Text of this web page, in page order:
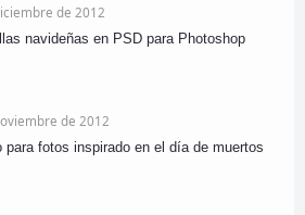
de 2012
navideñas en PSD para Photoshop
de 2012
para fotos inspirado en el día de muertos